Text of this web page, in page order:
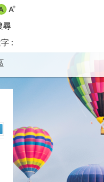
尋